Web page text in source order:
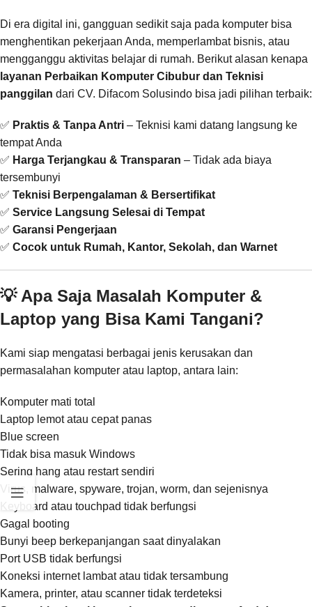
Di era digital ini, gangguan sedikit saja pada komputer bisa
menghentikan pekerjaan Anda, memperlambat bisnis, atau
mengganggu aktivitas belajar di rumah. Berikut alasan kenapa
layanan Perbaikan Komputer Cibubur dan Teknisi
panggilan dari CV. Difacom Solusindo bisa jadi pilihan terbaik:
✅ Praktis & Tanpa Antri – Teknisi kami datang langsung ke
tempat Anda
✅ Harga Terjangkau & Transparan – Tidak ada biaya
tersembunyi
✅ Teknisi Berpengalaman & Bersertifikat
✅ Service Langsung Selesai di Tempat
✅ Garansi Pengerjaan
✅ Cocok untuk Rumah, Kantor, Sekolah, dan Warnet
💡 Apa Saja Masalah Komputer &
Laptop yang Bisa Kami Tangani?
Kami siap mengatasi berbagai jenis kerusakan dan
permasalahan komputer atau laptop, antara lain:
Komputer mati total
Laptop lemot atau cepat panas
Blue screen
Tidak bisa masuk Windows
Sering hang atau restart sendiri
Virus, malware, spyware, trojan, worm, dan sejenisnya
Keyboard atau touchpad tidak berfungsi
Gagal booting
Bunyi beep berkepanjangan saat dinyalakan
Port USB tidak berfungsi
Koneksi internet lambat atau tidak tersambung
Kamera, printer, atau scanner tidak terdeteksi